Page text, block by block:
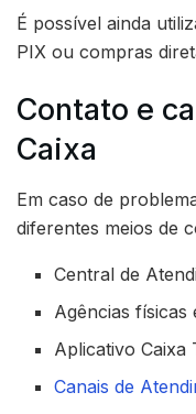
É possível ainda
PIX ou compras
Contato e
Caixa
Em caso de
diferentes meios de
Central de
Agências físicas
Aplicativo Caixa
Canais de